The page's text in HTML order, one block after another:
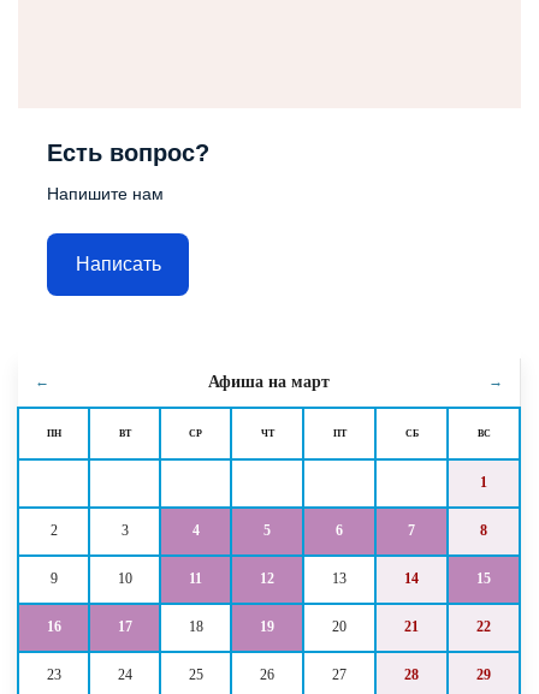
Есть вопрос?
Напишите нам
Написать
← Афиша на март →
ПН ВТ СР ЧТ ПТ СБ ВС
1
2 3 4 5 6 7 8
9 10 11 12 13 14 15
16 17 18 19 20 21 22
23 24 25 26 27 28 29